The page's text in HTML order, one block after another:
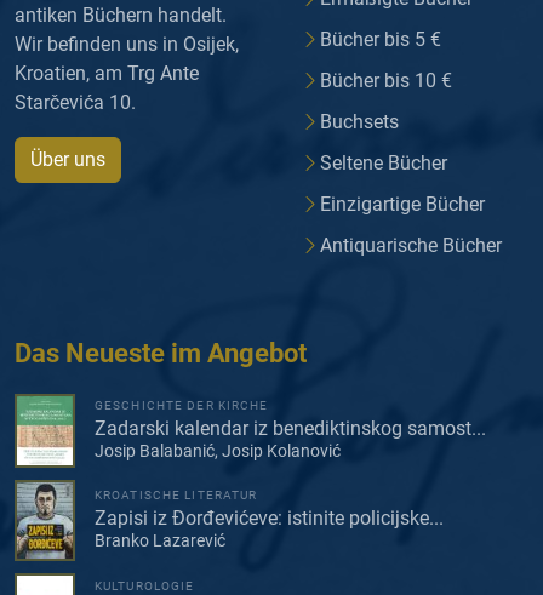
antiken Büchern handelt.
Wir befinden uns in Osijek,
Kroatien, am Trg Ante
Starčevića 10.
Über uns
Bücher bis 5 €
Bücher bis 10 €
Buchsets
Seltene Bücher
Einzigartige Bücher
Antiquarische Bücher
Das Neueste im Angebot
GESCHICHTE DER KIRCHE
Zadarski kalendar iz benediktinskog samost...
Josip Balabanić, Josip Kolanović
KROATISCHE LITERATUR
Zapisi iz Đorđevićeve: istinite policijske...
Branko Lazarević
KULTUROLOGIE